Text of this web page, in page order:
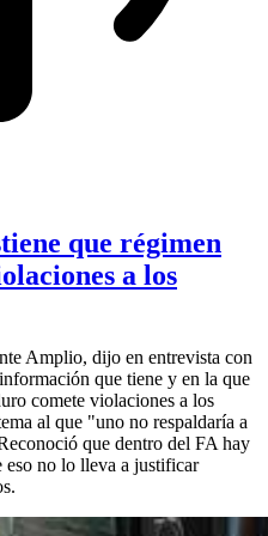
que régimen
a los
Amplio, dijo en entrevista con
que tiene y en la que
comete violaciones a los
al que "uno no respaldaría a
que dentro del FA hay
eso no lo lleva a justificar